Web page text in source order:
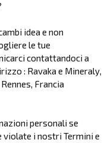
idea e non
le tue
contattandoci a
: Ravaka e Mineraly,
Francia
personali se
i nostri Termini e